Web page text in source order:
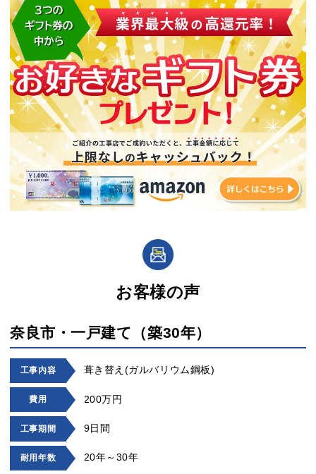
お客様の声
奈良市・一戸建て（築30年）
工事内容 葺き替え(ガルバリウム鋼板)
費用 200万円
工事期間 9日間
耐用年数 20年～30年